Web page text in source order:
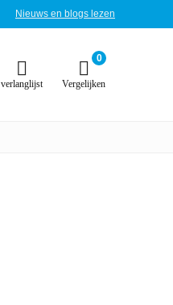
Nieuws en blogs lezen
verlanglijst
0
Vergelijken